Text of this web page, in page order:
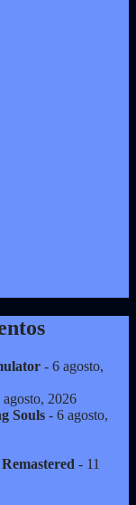
- 6 agosto,
agosto, 2026
Souls - 6 agosto,
- 11